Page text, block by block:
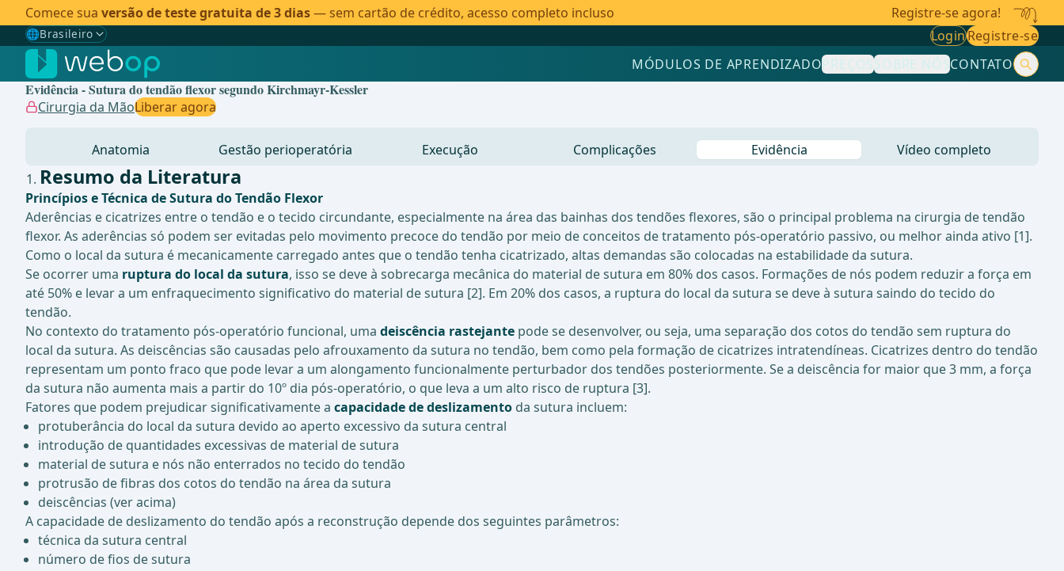
Comece sua versão de teste gratuita de 3 dias— sem cartão de crédito, acesso completo incluso Registre-se agora!
🌐Brasileiro
Gewählte Sprache: Brasileiro
🇩🇪 Alemão
🇬🇧Inglês
LoginRegistre-se
MÓDULOS DE APRENDIZADOPREÇOSSOBRE NÓSCONTATO
Evidência - Sutura do tendão flexor segundo Kirchmayr-Kessler
Cirurgia da MãoLiberar agora
Anatomia Gestão perioperatória Execução Complicações Evidência Vídeo completo
Resumo da Literatura
Princípios e Técnica de Sutura do Tendão Flexor
Aderências e cicatrizes entre o tendão e o tecido circundante, especialmente na área das bainhas dos tendões flexores, são o principal problema na cirurgia de tendão
flexor. As aderências só podem ser evitadas pelo movimento precoce do tendão por meio de conceitos de tratamento pós-operatório passivo, ou melhor ainda ativo [1].
Como o local da sutura é mecanicamente carregado antes que o tendão tenha cicatrizado, altas demandas são colocadas na estabilidade da sutura.
Se ocorrer uma ruptura do local da sutura, isso se deve à sobrecarga mecânica do material de sutura em 80% dos casos. Formações de nós podem reduzir a força em
até 50% e levar a um enfraquecimento significativo do material de sutura [2]. Em 20% dos casos, a ruptura do local da sutura se deve à sutura saindo do tecido do
tendão.
No contexto do tratamento pós-operatório funcional, uma deiscência rastejante pode se desenvolver, ou seja, uma separação dos cotos do tendão sem ruptura do
local da sutura. As deiscências são causadas pelo afrouxamento da sutura no tendão, bem como pela formação de cicatrizes intratendíneas. Cicatrizes dentro do tendão
representam um ponto fraco que pode levar a um alongamento funcionalmente perturbador dos tendões posteriormente. Se a deiscência for maior que 3 mm, a força
da sutura não aumenta mais a partir do 10º dia pós-operatório, o que leva a um alto risco de ruptura [3].
Fatores que podem prejudicar significativamente a capacidade de deslizamento da sutura incluem:
protuberância do local da sutura devido ao aperto excessivo da sutura central
introdução de quantidades excessivas de material de sutura
material de sutura e nós não enterrados no tecido do tendão
protrusão de fibras dos cotos do tendão na área da sutura
deiscências (ver acima)
A capacidade de deslizamento do tendão após a reconstrução depende dos seguintes parâmetros:
técnica da sutura central
número de fios de sutura